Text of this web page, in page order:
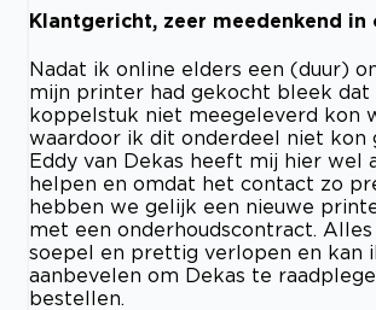
Klantgericht, zeer meedenkend in
Nadat ik online elders een (duur)
mijn printer had gekocht bleek dat
koppelstuk niet meegeleverd kon
waardoor ik dit onderdeel niet kon
Eddy van Dekas heeft mij hier wel
helpen en omdat het contact zo
hebben we gelijk een nieuwe
met een onderhoudscontract.
soepel en prettig verlopen en kan
aanbevelen om Dekas te
bestellen.